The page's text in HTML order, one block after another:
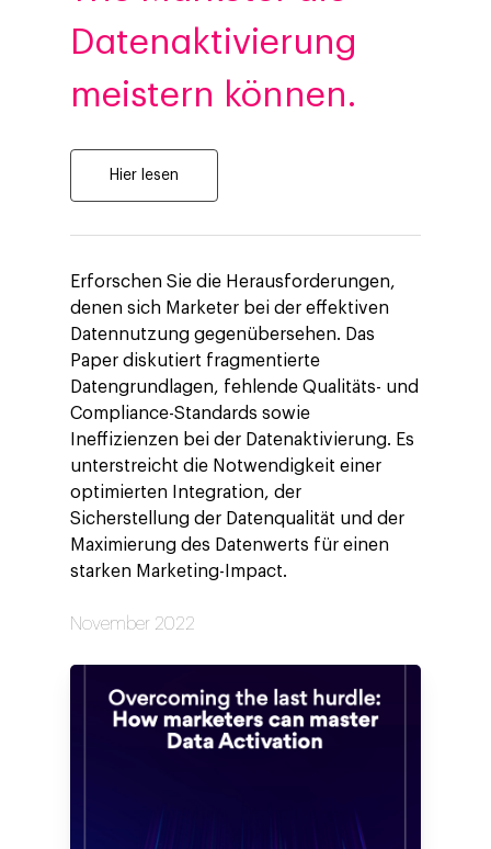
Datenaktivierung
meistern können.
Hier lesen
Erforschen Sie die Herausforderungen,
denen sich Marketer bei der effektiven
Datennutzung gegenübersehen. Das
Paper diskutiert fragmentierte
Datengrundlagen, fehlende Qualitäts- und
Compliance-Standards sowie
Ineffizienzen bei der Datenaktivierung. Es
unterstreicht die Notwendigkeit einer
optimierten Integration, der
Sicherstellung der Datenqualität und der
Maximierung des Datenwerts für einen
starken Marketing-Impact.
November 2022